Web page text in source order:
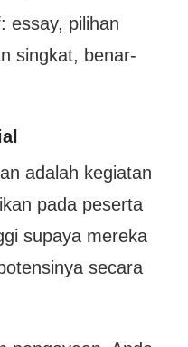
essay, pilihan
singkat, benar-
adalah kegiatan
pada peserta
supaya mereka
secara